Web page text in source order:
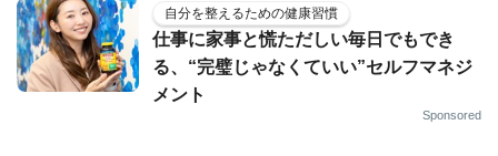
自分を整えるための健康習慣
仕事に家事と慌ただしい毎日でもでき
る、“完璧じゃなくていい”セルフマネジ
メント
Sponsored